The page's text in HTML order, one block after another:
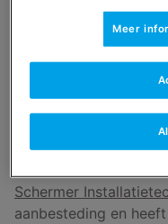
Een nieuwe warmte
een minimaal
Schermer
aanbesteding en
Meer